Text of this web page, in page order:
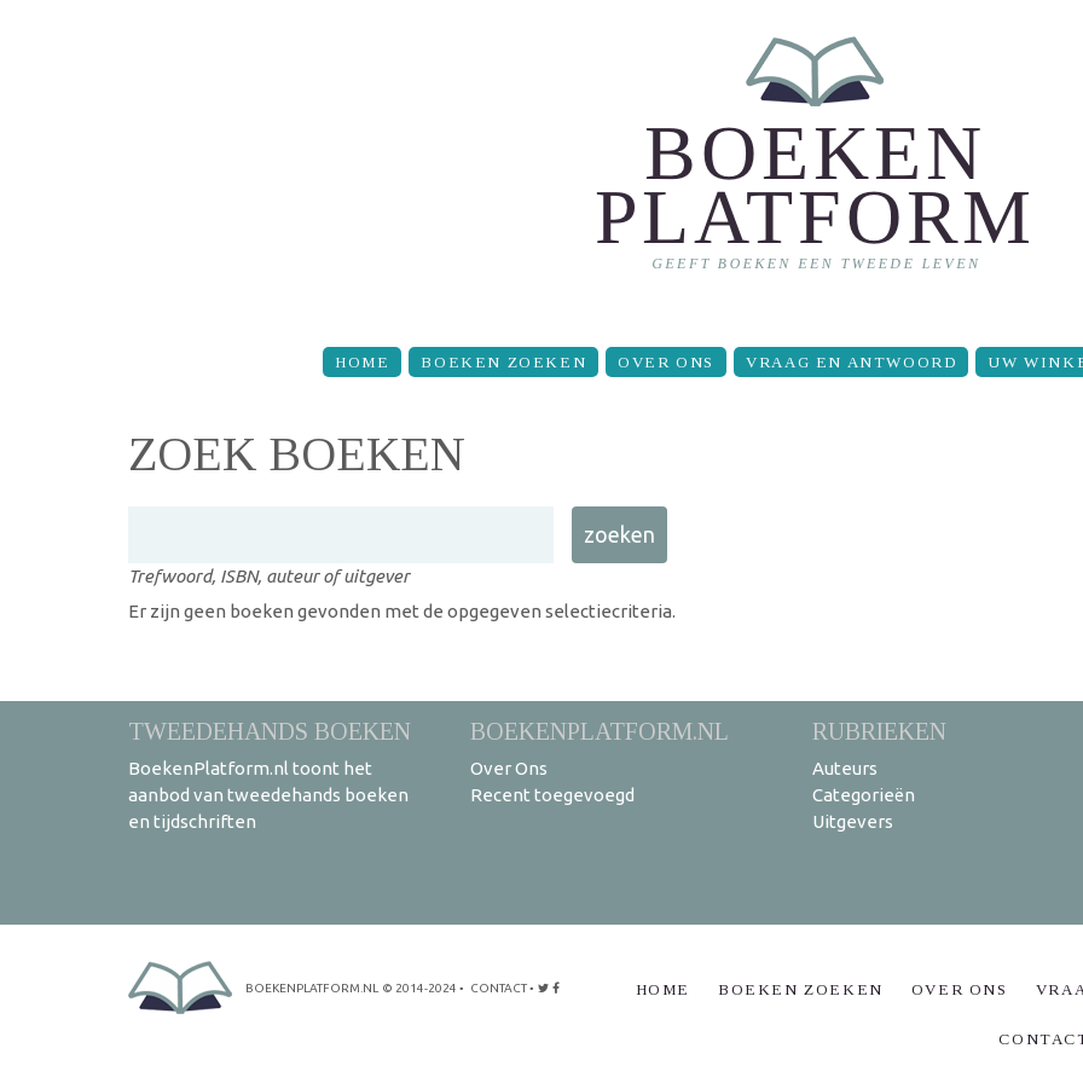
HOME BOEKEN ZOEKEN OVER ONS VRAAG EN ANTWOORD UW
ZOEK BOEKEN
Trefwoord, ISBN, auteur of uitgever
Er zijn geen boeken gevonden met de opgegeven selectiecriteria.
TWEEDEHANDS BOEKEN
BoekenPlatform.nl toont het
aanbod van tweedehands boeken
en tijdschriften
BOEKENPLATFORM.NL
Over Ons
Recent toegevoegd
RUBRIEKEN
Auteurs
Categorieën
Uitgevers
BOEKENPLATFORM.NL © 2014-2024 • CONTACT• HOME BOEKEN ZOEKEN OVER ONS